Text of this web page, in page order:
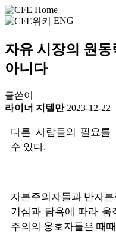
ENG
자유 시장의 원동
아니다
글쓴이
라이너 지텔만 2023-12-22
다른 사람들의 필요를
수 있다.
자본주의자들과 반자
기심과 탐욕에 따라 움
주의의 옹호자들은 때